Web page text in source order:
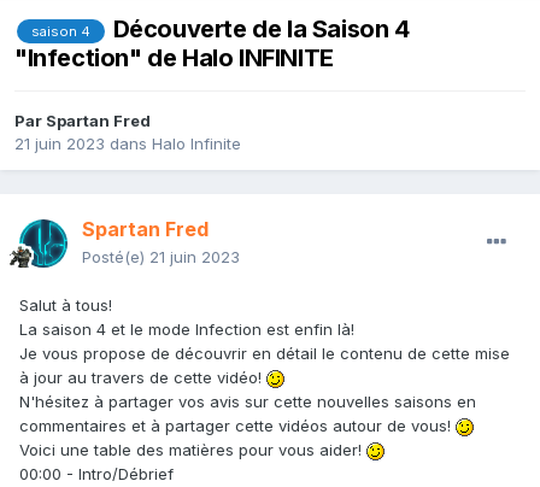
saison 4
Découverte de la Saison 4
"Infection" de Halo INFINITE
Par Spartan Fred
21 juin 2023 dans Halo Infinite
Spartan Fred
Posté(e) 21 juin 2023
Salut à tous!
La saison 4 et le mode Infection est enfin là!
Je vous propose de découvrir en détail le contenu de cette mise
à jour au travers de cette vidéo!
N'hésitez à partager vos avis sur cette nouvelles saisons en
commentaires et à partager cette vidéos autour de vous!
Voici une table des matières pour vous aider!
00:00 - Intro/Débrief